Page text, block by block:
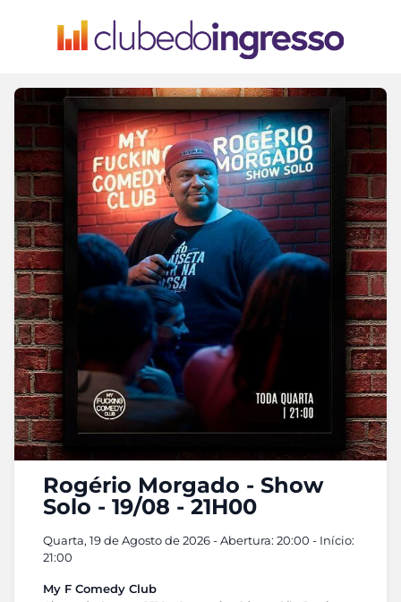
Rogério Morgado - Show
Solo - 19/08 - 21H00
Quarta, 19 de Agosto de 2026 - Abertura: 20:00 - Início:
21:00
My F Comedy Club